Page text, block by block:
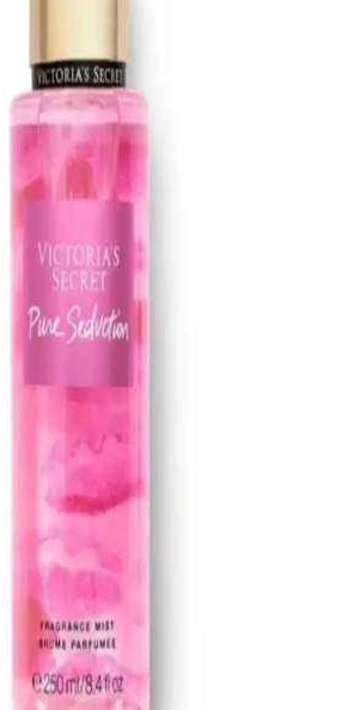
Güvenilir ve Doğal
Rehberi
yüksek kalite ve doğal içeriklerle saç
sunar. Dermatolojik testler ve
koruyan ürünleri öğrenin.
Nemlendirici Lip Gloss
Deneyimleri
yılı aşkın süredir popüler olan, parlaklık
ürünüdür. Kullanımı kolay ve taşınabilir
Glowrizer ve So Natural All
İncelemesi ve Tasarruf
ve So Natural All Day Tight Make
cam cilt efekti ve uzun süre kalıcılık
kullanım önerileri ve bütçe dostu satın
incelenmiştir.
Solüsyonu: Doğal ve Uzun
Çözümü